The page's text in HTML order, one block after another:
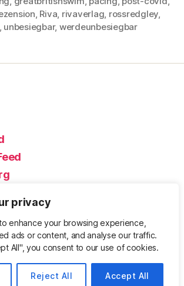
privacy
enhance your browsing experience,
ads or content, and analyse our traffic.
All", you consent to our use of cookies.
Reject All Accept All
, Riva, rivaverlag, rossredgley,
unbesiegbar, werdeunbesiegbar
– Der Blog
Equipment und ums
Nach oben